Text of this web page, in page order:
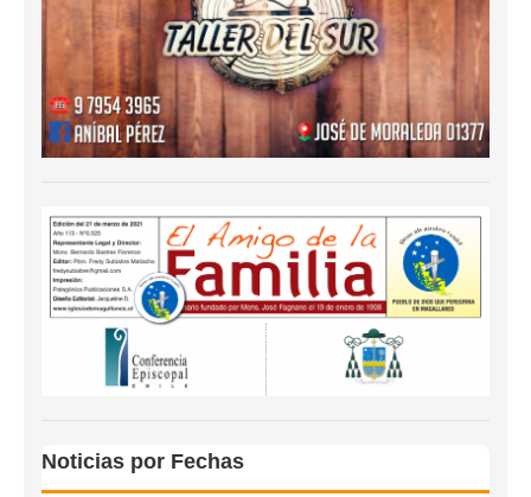
Noticias por Fechas